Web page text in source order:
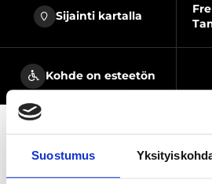
Suostumus
Sijainti kartalla
Kohde on esteetön